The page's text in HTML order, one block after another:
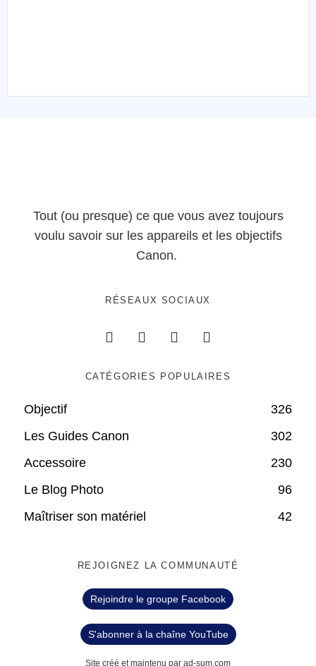
Tout (ou presque) ce que vous avez toujours
voulu savoir sur les appareils et les objectifs
Canon.
RÉSEAUX SOCIAUX
CATÉGORIES POPULAIRES
Objectif
326
Les Guides Canon
302
Accessoire
230
Le Blog Photo
96
Maîtriser son matériel
42
REJOIGNEZ LA COMMUNAUTÉ
Rejoindre le groupe Facebook
S'abonner à la chaîne YouTube
Site créé et maintenu par ad-sum.com